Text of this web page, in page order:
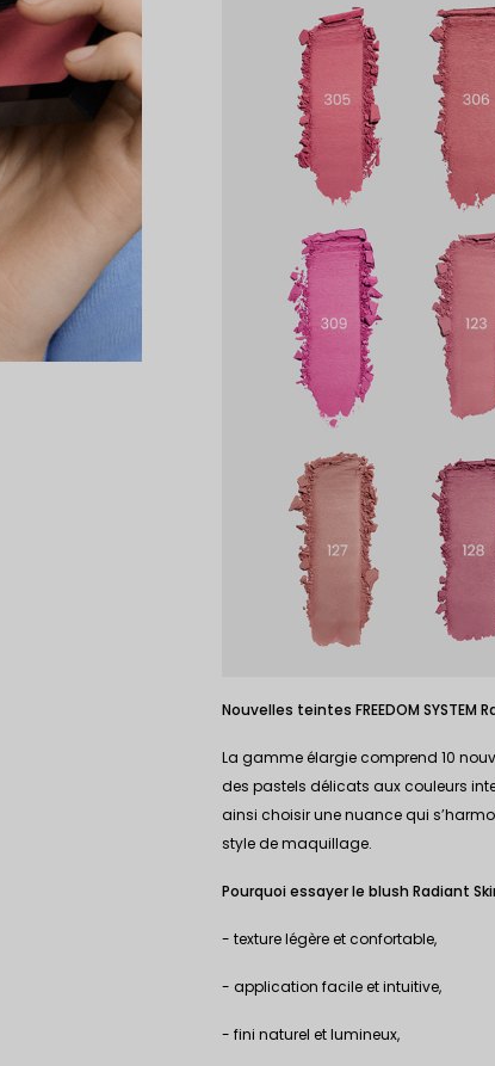
Nouvelles teintes FREEDOM
La gamme élargie comprend 10
des pastels délicats aux couleurs
ainsi choisir une nuance qui
style de maquillage.
Pourquoi essayer le blush Radiant
- texture légère et confortable,
- application facile et intuitive,
- fini naturel et lumineux,